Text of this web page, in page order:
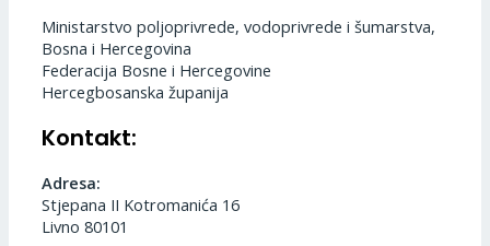
Ministarstvo poljoprivrede, vodoprivrede i šumarstva,
Bosna i Hercegovina
Federacija Bosne i Hercegovine
Hercegbosanska županija
Kontakt:
Adresa:
Stjepana II Kotromanića 16
Livno 80101